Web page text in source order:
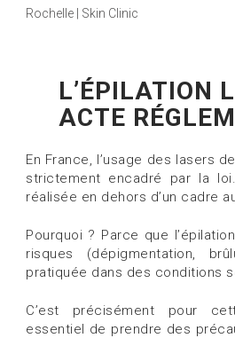
L’ÉPILATION
ACTE
En France, l’usage des lasers
strictement encadré par la
réalisée en dehors d’un cadre
Pourquoi ? Parce que
risques (dépigmentation,
pratiquée dans des conditions
C’est précisément pour
essentiel de prendre des